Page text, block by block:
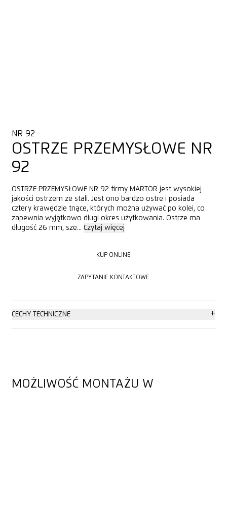
NR 92
OSTRZE PRZEMYSŁOWE NR
92
OSTRZE PRZEMYSŁOWE NR 92 firmy MARTOR jest wysokiej
jakości ostrzem ze stali. Jest ono bardzo ostre i posiada
cztery krawędzie tnące, których można używać po kolei, co
zapewnia wyjątkowo długi okres użytkowania. Ostrze ma
długość 26 mm, sze... Czytaj więcej
KUP ONLINE
ZAPYTANIE KONTAKTOWE
CECHY TECHNICZNE +
MOŻLIWOŚĆ MONTAŻU W